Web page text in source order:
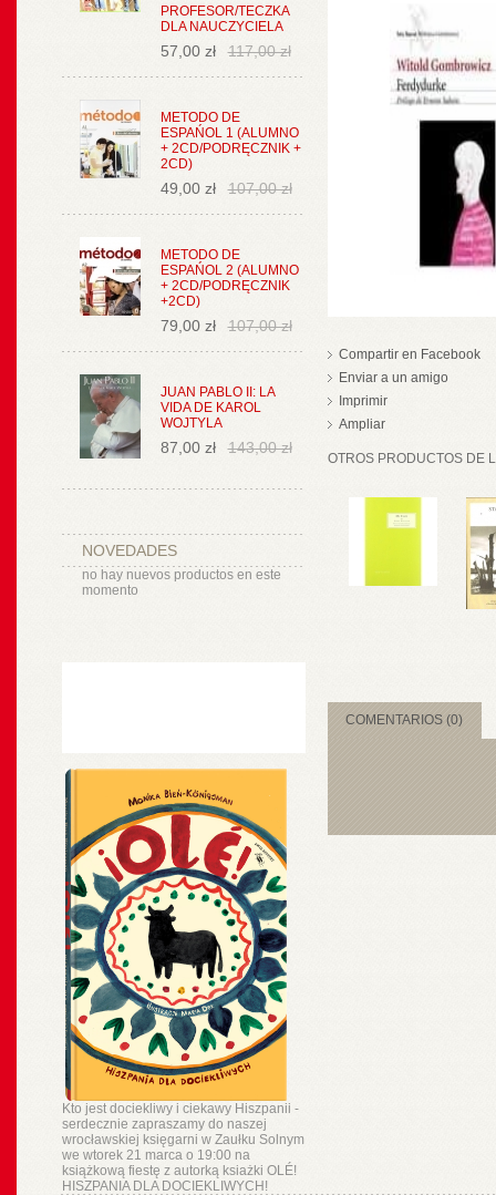
PROFESOR/TECZKA
DLA NAUCZYCIELA
57,00 zł 117,00 zł
METODO DE
ESPAŃOL 1 (ALUMNO
+ 2CD/PODRĘCZNIK +
2CD)
49,00 zł 107,00 zł
METODO DE
ESPAŃOL 2 (ALUMNO
+ 2CD/PODRĘCZNIK
+2CD)
79,00 zł 107,00 zł
JUAN PABLO II: LA
VIDA DE KAROL
WOJTYLA
87,00 zł 143,00 zł
NOVEDADES
no hay nuevos productos en este
momento
Kto jest dociekliwy i ciekawy Hiszpanii -
serdecznie zapraszamy do naszej
wrocławskiej księgarni w Zaułku Solnym
we wtorek 21 marca o 19:00 na
książkową fiestę z autorką ksiażki OLÉ!
HISZPANIA DLA DOCIEKLIWYCH!
Compartir en Facebook
Enviar a un amigo
Imprimir
Ampliar
OTROS PRODUCTOS DE
COMENTARIOS (0)